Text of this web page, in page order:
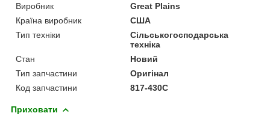
Виробник
Great Plains
Країна виробник
США
Тип техніки
Сільськогосподарська
техніка
Стан
Новий
Тип запчастини
Оригінал
Код запчастини
817-430C
Приховати